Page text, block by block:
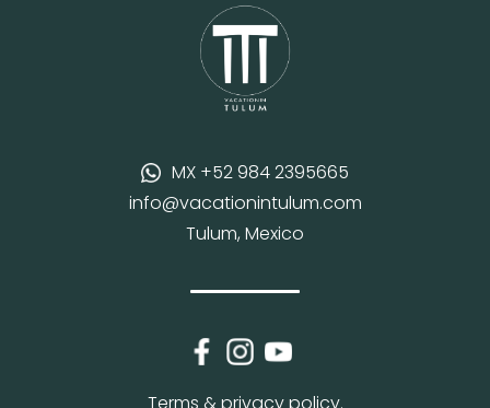
MX +52 984 2395665
info@vacationintulum.com
Tulum, Mexico
Terms & privacy policy.